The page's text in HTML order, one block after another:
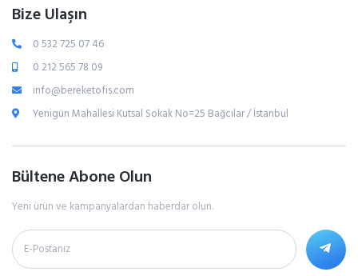
Bize Ulaşın
0 532 725 07 46
0 212 565 78 09
info@bereketofis.com
Yenigün Mahallesi Kutsal Sokak No=25 Bağcılar / İstanbul
Bültene Abone Olun
Yeni ürün ve kampanyalardan haberdar olun.